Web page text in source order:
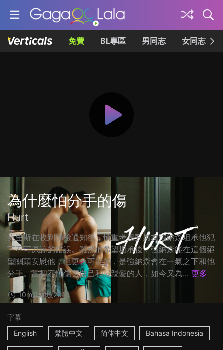
免費 BL專區 男同志 女同志
為什麼怕分手的傷
Hurt
克里斯在收到篩檢通知後，慎重考慮對男友強納森坦承他犯
下不可原諒的錯誤。雖然他希望坦承後，強納森能在這個絕
望關頭安慰他，但更有可能的，是強納森會在一氣之下和他
分手。當初不怕傷害自己和最親愛的人，如今又為... 更多
10m新加坡2016
字幕
English
繁體中文 简体中文 Bahasa Indonesia